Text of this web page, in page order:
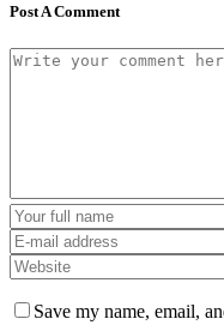
Post A Comment
Save my name, email,